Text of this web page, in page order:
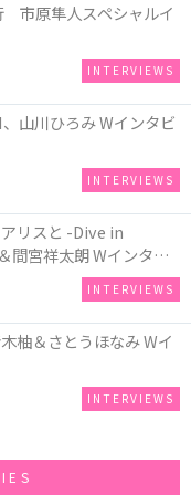
市原隼人スペシャルイ
INTERVIEWS
山川ひろみ Wインタビ
INTERVIEWS
リスと -Dive in
宮祥太朗 Wインタビ
INTERVIEWS
柚＆さとうほなみ Wイ
INTERVIEWS